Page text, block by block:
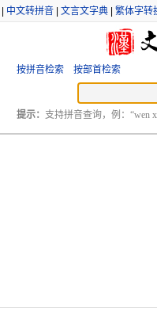
中文转拼音 文言文字典 繁体字转
按拼音检索 按部首检索
提示： 支持拼音查询，例：“wen